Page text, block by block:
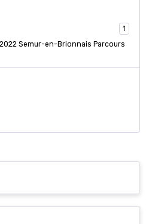
1
Semur-en-Brionnais Parcours